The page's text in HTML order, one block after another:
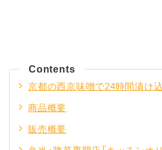
Contents
京都の西京味噌で24時間漬け
商品概要
販売概要